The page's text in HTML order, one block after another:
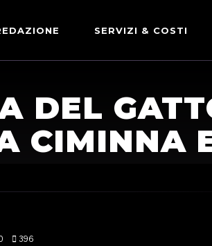
SERVIZI & COSTI
LE NOSTRE
COMUNICAZIONE
DEL
CIMINNA
396